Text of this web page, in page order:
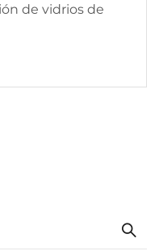
de vidrios de